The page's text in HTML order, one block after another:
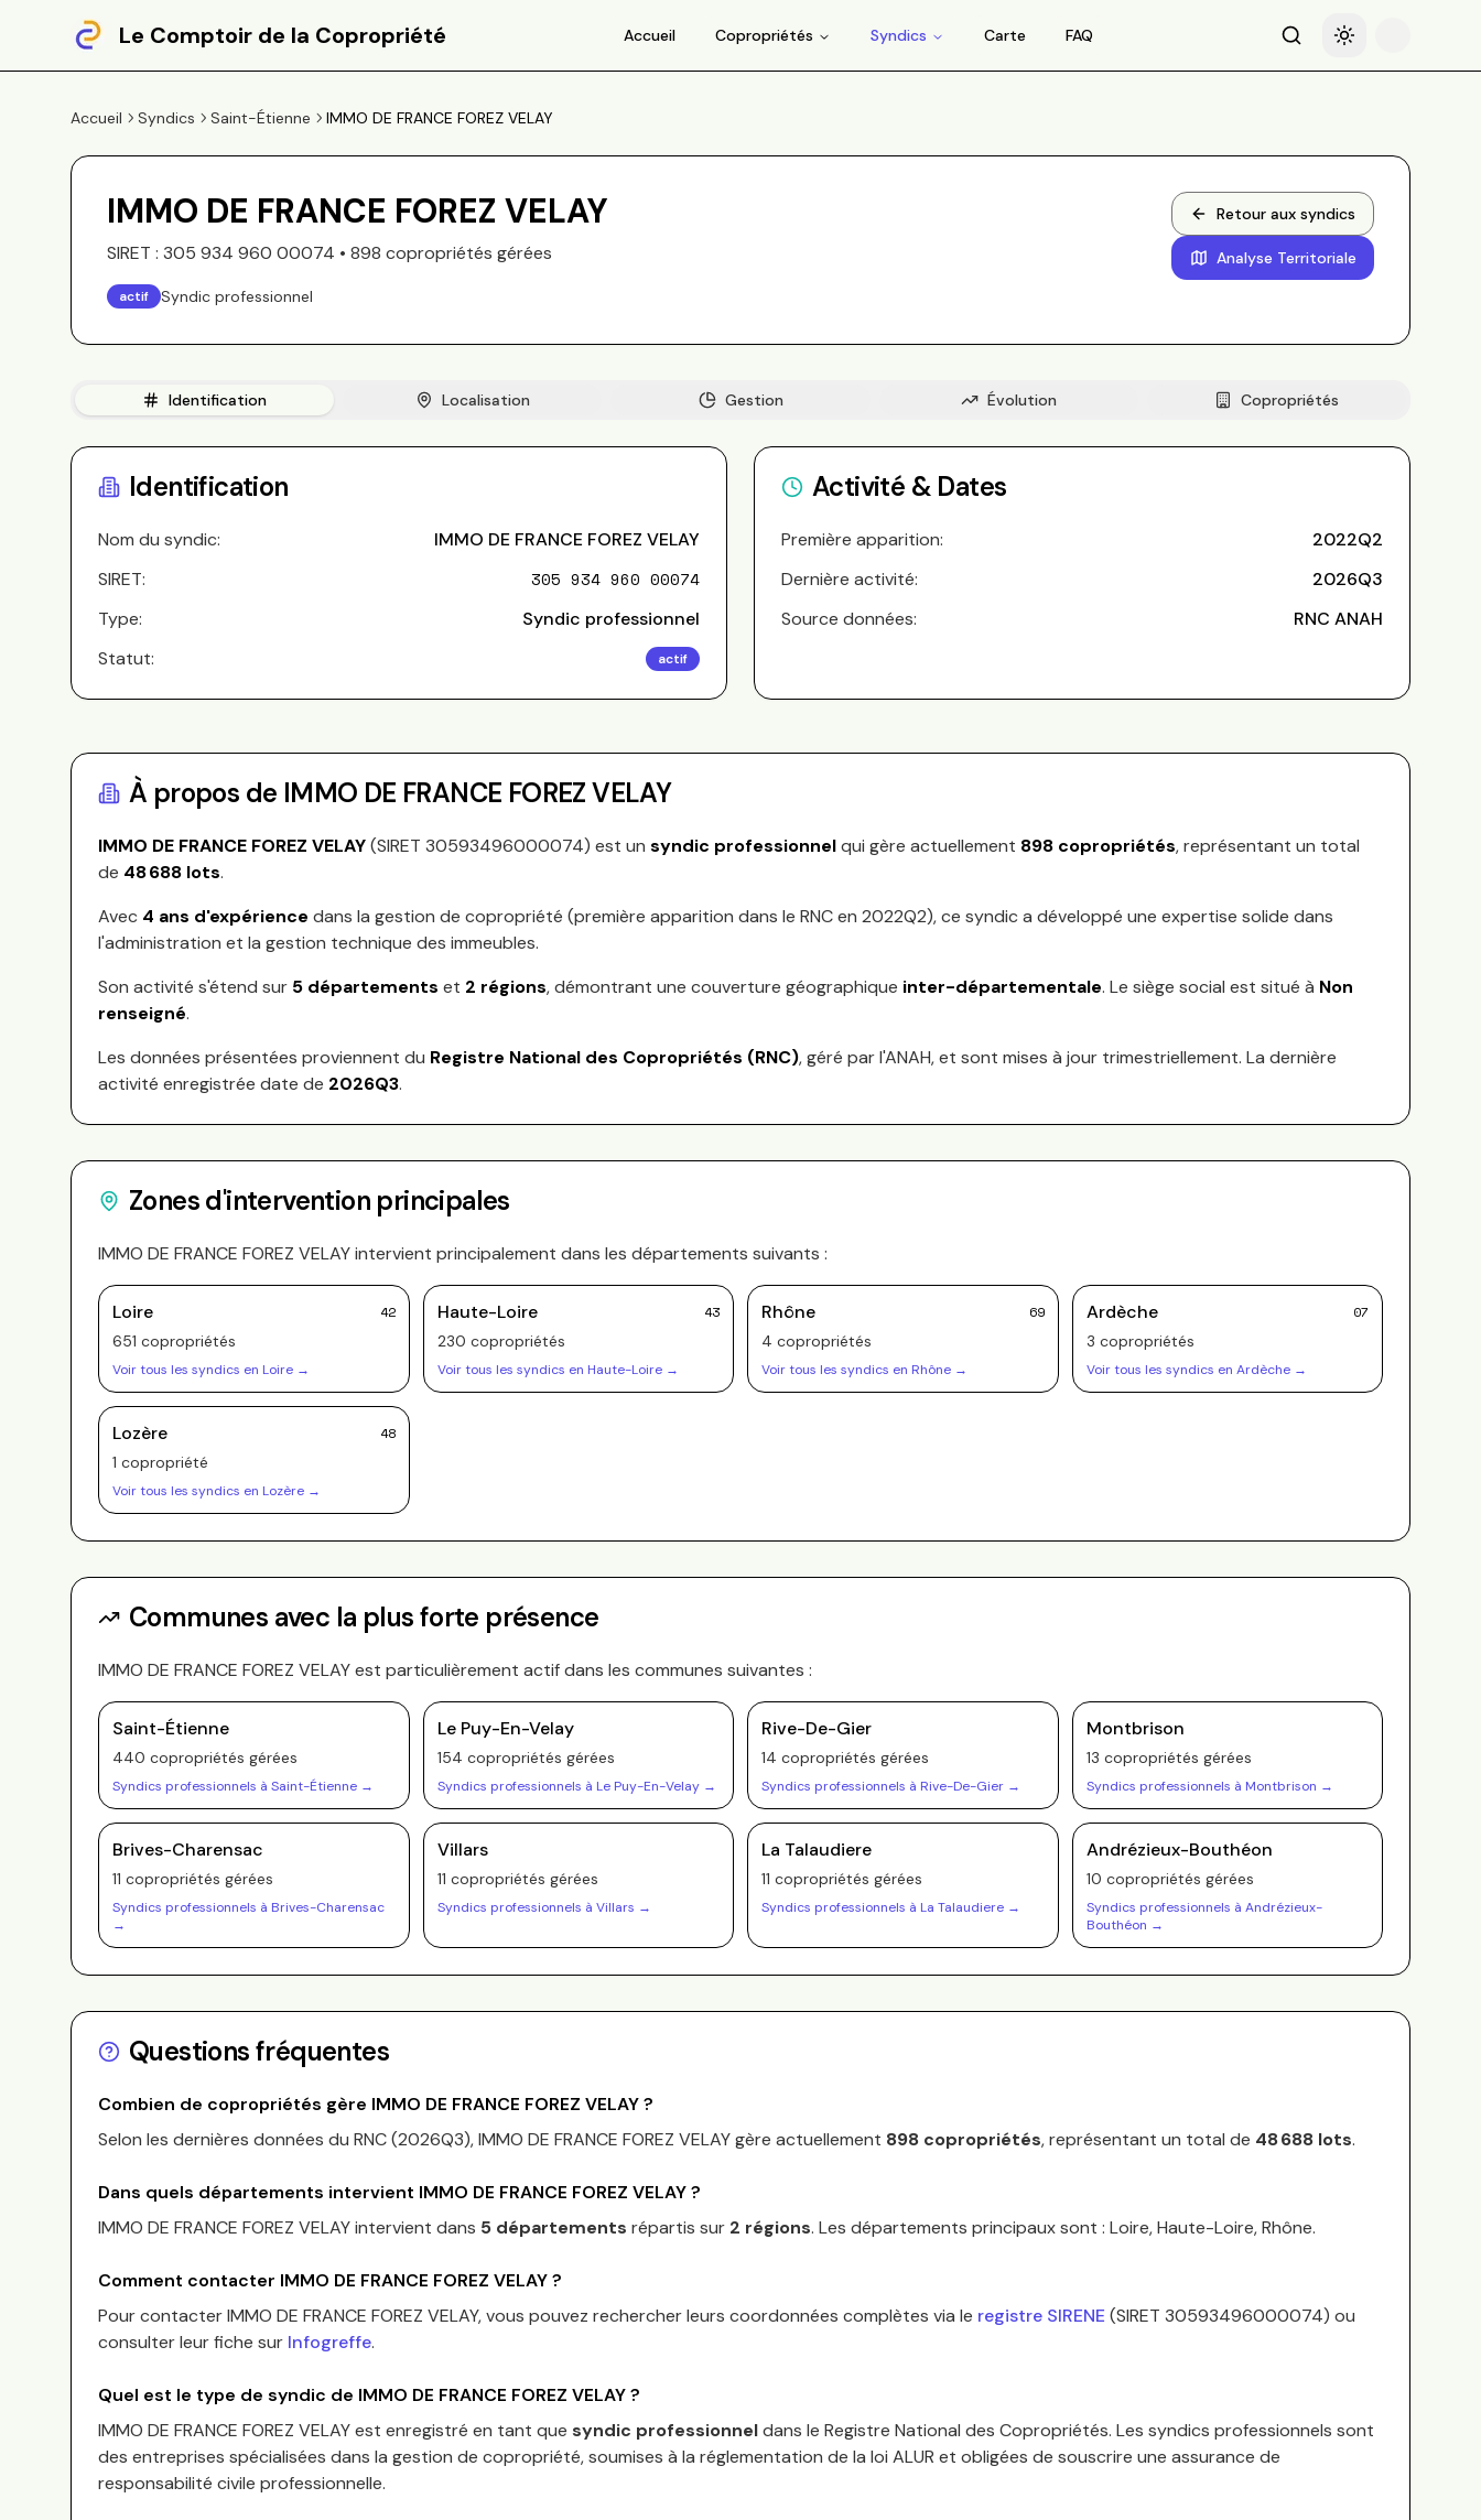
Le Comptoir de la Copropriété Accueil Copropriétés Syndics Carte FAQ RechercheBasculer le thème
Accueil Syndics Saint-Étienne IMMO DE FRANCE FOREZ VELAY
IMMO DE FRANCE FOREZ VELAY
SIRET : 305 934 960 00074 • 898 copropriétés gérées
actif Syndic professionnel
Retour aux syndics
Analyse Territoriale
Identification Localisation Gestion Évolution Copropriétés
Identification
Nom du syndic:
IMMO DE FRANCE FOREZ VELAY
SIRET:
305 934 960 00074
Type:
Syndic professionnel
Statut:
actif
Activité & Dates
Première apparition:
2022Q2
Dernière activité:
2026Q3
Source données:
RNC ANAH
À propos de IMMO DE FRANCE FOREZ VELAY
IMMO DE FRANCE FOREZ VELAY(SIRET 30593496000074) est un syndic professionnelqui gère actuellement 898 copropriétés, représentant un total
de 48 688 lots.
Avec 4 ans d'expérience dans la gestion de copropriété (première apparition dans le RNC en 2022Q2), ce syndic a développé une expertise solide dans
l'administration et la gestion technique des immeubles.
Son activité s'étend sur 5 départements et 2 régions, démontrant une couverture géographique inter-départementale. Le siège social est situé à Non
renseigné.
Les données présentées proviennent du Registre National des Copropriétés (RNC), géré par l'ANAH, et sont mises à jour trimestriellement. La dernière
activité enregistrée date de 2026Q3.
Zones d'intervention principales
IMMO DE FRANCE FOREZ VELAYintervient principalement dans les départements suivants :
Loire 42
651 copropriétés
Voir tous les syndics en Loire →
Haute-Loire 43
230 copropriétés
Voir tous les syndics en Haute-Loire→
Rhône 69
4 copropriétés
Voir tous les syndics en Rhône →
Ardèche 07
3 copropriétés
Voir tous les syndics en Ardèche→
Lozère 48
1 copropriété
Voir tous les syndics en Lozère →
Communes avec la plus forte présence
IMMO DE FRANCE FOREZ VELAYest particulièrement actif dans les communes suivantes :
Saint-Étienne
440 copropriétés gérées
Syndics professionnels à Saint-Étienne →
Le Puy-En-Velay
154 copropriétés gérées
Syndics professionnels à Le Puy-En-Velay→
Rive-De-Gier
14 copropriétés gérées
Syndics professionnels à Rive-De-Gier →
Montbrison
13 copropriétés gérées
Syndics professionnels à Montbrison →
Brives-Charensac
11 copropriétés gérées
Syndics professionnels à Brives-Charensac
→
Villars
11 copropriétés gérées
Syndics professionnels à Villars →
La Talaudiere
11 copropriétés gérées
Syndics professionnels à La Talaudiere →
Andrézieux-Bouthéon
10 copropriétés gérées
Syndics professionnels à Andrézieux-
Bouthéon →
Questions fréquentes
Combien de copropriétés gère IMMO DE FRANCE FOREZ VELAY?
Selon les dernières données du RNC (2026Q3),IMMO DE FRANCE FOREZ VELAYgère actuellement 898 copropriétés, représentant un total de 48 688 lots.
Dans quels départements intervient IMMO DE FRANCE FOREZ VELAY?
IMMO DE FRANCE FOREZ VELAYintervient dans 5 départements répartis sur 2 régions. Les départements principaux sont : Loire, Haute-Loire, Rhône.
Comment contacter IMMO DE FRANCE FOREZ VELAY?
Pour contacterIMMO DE FRANCE FOREZ VELAY, vous pouvez rechercher leurs coordonnées complètes via le registre SIRENE (SIRET 30593496000074) ou
consulter leur fiche sur Infogreffe.
Quel est le type de syndic de IMMO DE FRANCE FOREZ VELAY?
IMMO DE FRANCE FOREZ VELAYest enregistré en tant que syndic professionneldans le Registre National des Copropriétés. Les syndics professionnels sont
des entreprises spécialisées dans la gestion de copropriété, soumises à la réglementation de la loi ALUR et obligées de souscrire une assurance de
responsabilité civile professionnelle.